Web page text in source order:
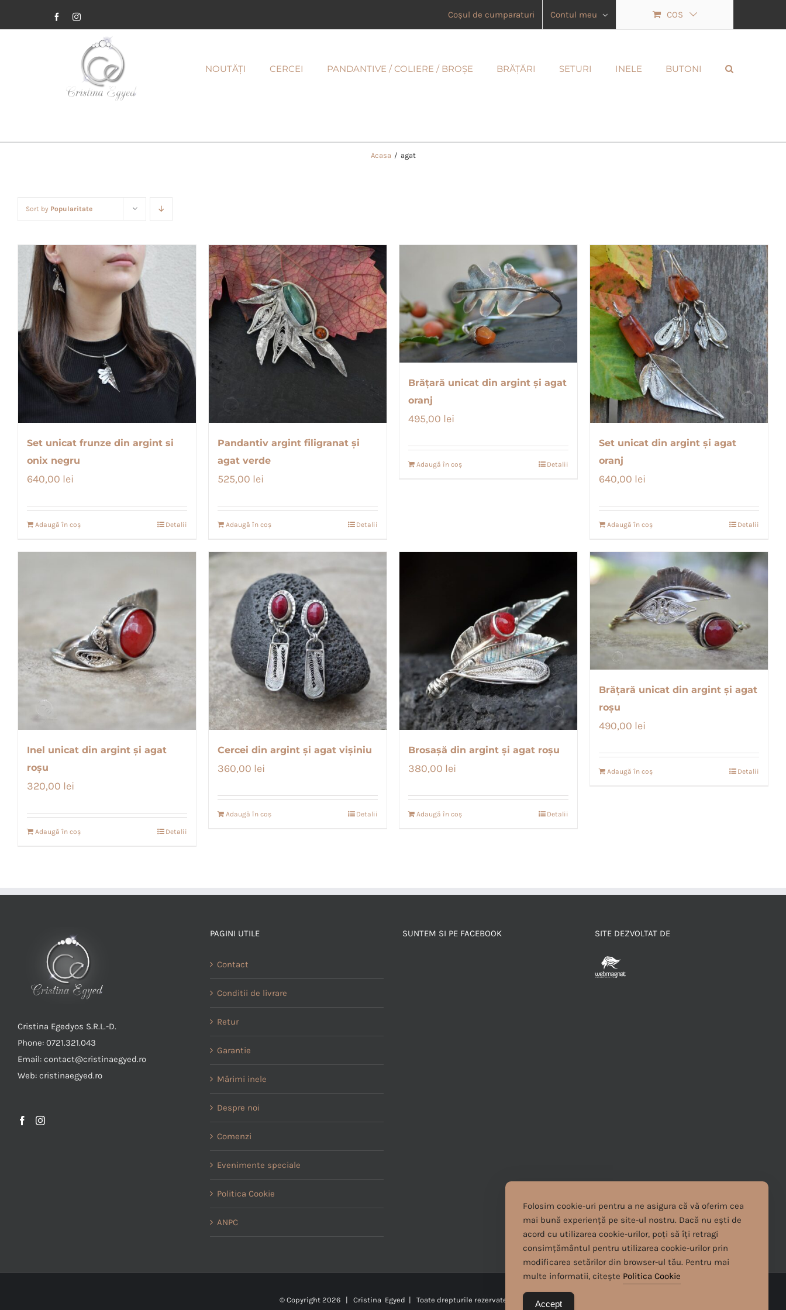
FacebookInstagram Coșul de cumparaturi Contul meu COS
NOUTĂȚI CERCEI PANDANTIVE / COLIERE / BROȘE BRĂȚĂRI SETURI INELE BUTONI
Acasa / agat
Sort by Popularitate
Set unicat frunze din argint si
onix negru
640,00 lei
Adaugă în coș Detalii
Pandantiv argint filigranat și
agat verde
525,00 lei
Adaugă în coș Detalii
Brățară unicat din argint și agat
oranj
495,00 lei
Adaugă în coș Detalii
Set unicat din argint și agat
oranj
640,00 lei
Adaugă în coș Detalii
Inel unicat din argint și agat
roșu
320,00 lei
Adaugă în coș Detalii
Cercei din argint și agat vișiniu
360,00 lei
Adaugă în coș Detalii
Brosașă din argint și agat roșu
380,00 lei
Adaugă în coș Detalii
Brățară unicat din argint și agat
roșu
490,00 lei
Adaugă în coș Detalii
Cristina Egedyos S.R.L.-D.
Phone: 0721.321.043
Email: contact@cristinaegyed.ro
Web: cristinaegyed.ro
PAGINI UTILE
Contact
Conditii de livrare
Retur
Garantie
Mărimi inele
Despre noi
Comenzi
Evenimente speciale
Politica Cookie
ANPC
SUNTEM SI PE FACEBOOK SITE DEZVOLTAT DE
© Copyright 2026 | Cristina Egyed | Toate drepturile rezervate
Folosim cookie-uri pentru a ne asigura că vă oferim cea
mai bună experiență pe site-ul nostru. Dacă nu ești de
acord cu utilizarea cookie-urilor, poți să îți retragi
consimțământul pentru utilizarea cookie-urilor prin
modificarea setărilor din browser-ul tău. Pentru mai
multe informatii, citește Politica Cookie
Accept